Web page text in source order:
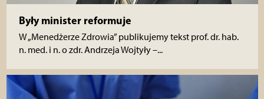
Były minister reformuje
W „Menedżerze Zdrowia” publikujemy tekst prof. dr. hab.
n. med. i n. o zdr. Andrzeja Wojtyły –...